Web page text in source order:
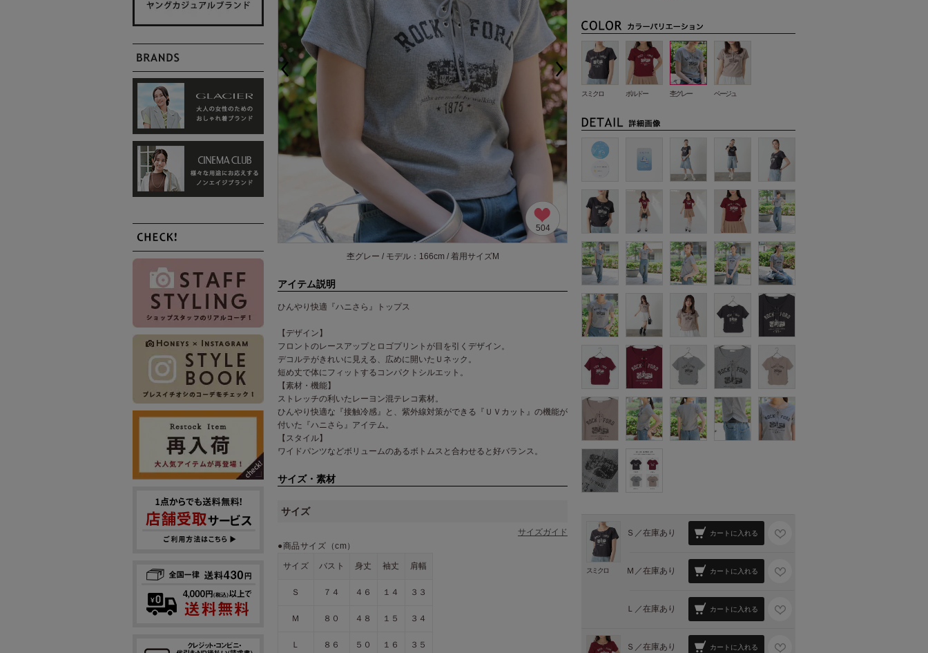
504
杢グレー / モデル：166cm / 着用サイズM
アイテム説明
ひんやり快適『ハニさら』トップス
【デザイン】
フロントのレースアップとロゴプリントが目を引くデザイン。
デコルテがきれいに見える、広めに開いたＵネック。
短め丈で体にフィットするコンパクトシルエット。
【素材・機能】
ストレッチの利いたレーヨン混テレコ素材。
ひんやり快適な『接触冷感』と、紫外線対策ができる『ＵＶカット』の機能が
付いた『ハニさら』アイテム。
【スタイル】
ワイドパンツなどボリュームのあるボトムスと合わせると好バランス。
サイズ・素材
サイズ
サイズガイド
●商品サイズ（cm）
サイズ バスト 身丈 袖丈 肩幅
Ｓ ７４ ４６ １４ ３３
Ｍ ８０ ４８ １５ ３４
Ｌ ８６ ５０ １６ ３５
スミクロ ボルドー 杢グレー ベージュ
スミクロ
Ｓ／在庫あり カートに入れる
Ｍ／在庫あり カートに入れる
Ｌ／在庫あり カートに入れる
Ｓ／在庫あり カートに入れる